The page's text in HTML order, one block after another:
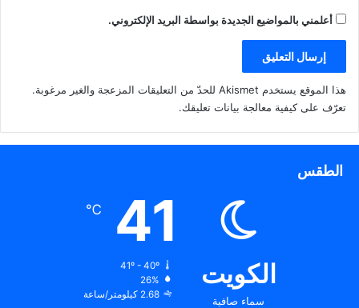
أعلمني بالمواضيع الجديدة بواسطة البريد الإلكتروني.
هذا الموقع يستخدم Akismet للحدّ من التعليقات المزعجة والغير مرغوبة.
تعرّف على كيفية معالجة بيانات تعليقك.
الطقس
الكويت
سماء صافية
41
℃
41º - 40º
26%
2.68 كيلومتر/ساعة